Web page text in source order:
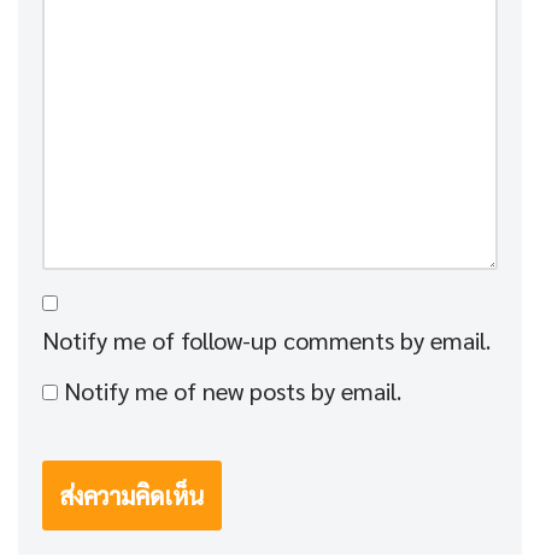
Notify me of follow-up comments by email.
Notify me of new posts by email.